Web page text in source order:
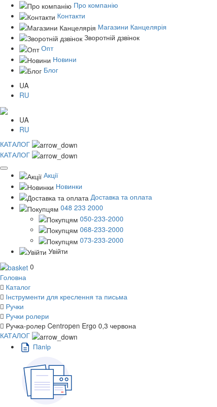
Про компанію
Контакти
Магазини Канцелярія
Зворотній дзвінок
Опт
Новини
Блог
UA
RU
UA
RU
КАТАЛОГ
КАТАЛОГ
Акції
Новинки
Доставка та оплата
048 233 2000
050-233-2000
068-233-2000
073-233-2000
Увійти
0
Головна
Каталог
Інструменти для креслення та письма
Ручки
Ручки ролери
Ручка-ролер Centropen Ergo 0,3 червона
КАТАЛОГ
Пaпiр